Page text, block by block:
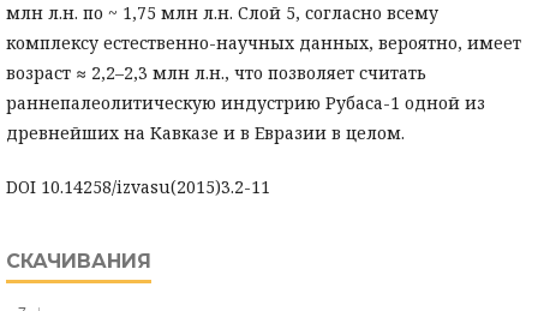
млн л.н. по ~ 1,75 млн л.н. Слой 5, согласно всему
комплексу естественно-научных данных, вероятно, имеет
возраст ≈ 2,2–2,3 млн л.н., что позволяет считать
раннепалеолитическую индустрию Рубаса-1 одной из
древнейших на Кавказе и в Евразии в целом.
DOI 10.14258/izvasu(2015)3.2-11
СКАЧИВАНИЯ